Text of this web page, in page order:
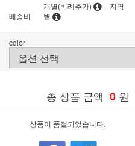
배송비
개별(비례추가)
지역
별
color
총 상품 금액 0 원
상품이 품절되었습니다.